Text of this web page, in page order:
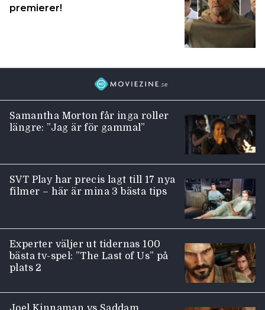
premierer!
Samantha Morton får inga roller
längre: ”Jag är för gammal”
SVT Play har precis lagt till 17 nya
filmer – här är mina 3 bästa tips
Experter väljer ut tidernas 100
bästa tv-spel: ”The Last of Us” på
plats 2